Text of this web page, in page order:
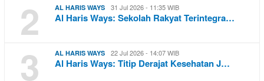
2 AL HARIS WAYS 31 Jul 2026 - 11:35 WIB
Al Haris Ways: Sekolah Rakyat Terintegra…
3 AL HARIS WAYS 22 Jul 2026 - 14:07 WIB
Al Haris Ways: Titip Derajat Kesehatan J…